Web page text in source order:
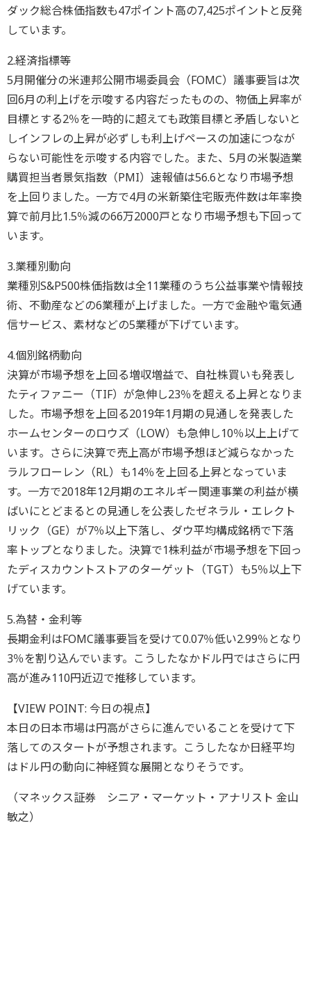
ダック総合株価指数も47ポイント高の7,425ポイントと反発
しています。
2.経済指標等
5月開催分の米連邦公開市場委員会（FOMC）議事要旨は次
回6月の利上げを示唆する内容だったものの、物価上昇率が
目標とする2％を一時的に超えても政策目標と矛盾しないと
しインフレの上昇が必ずしも利上げペースの加速につなが
らない可能性を示唆する内容でした。また、5月の米製造業
購買担当者景気指数（PMI）速報値は56.6となり市場予想
を上回りました。一方で4月の米新築住宅販売件数は年率換
算で前月比1.5％減の66万2000戸となり市場予想も下回って
います。
3.業種別動向
業種別S&P500株価指数は全11業種のうち公益事業や情報技
術、不動産などの6業種が上げました。一方で金融や電気通
信サービス、素材などの5業種が下げています。
4.個別銘柄動向
決算が市場予想を上回る増収増益で、自社株買いも発表し
たティファニー（TIF）が急伸し23％を超える上昇となりま
した。市場予想を上回る2019年1月期の見通しを発表した
ホームセンターのロウズ（LOW）も急伸し10％以上上げて
います。さらに決算で売上高が市場予想ほど減らなかった
ラルフローレン（RL）も14％を上回る上昇となっていま
す。一方で2018年12月期のエネルギー関連事業の利益が横
ばいにとどまるとの見通しを公表したゼネラル・エレクト
リック（GE）が7％以上下落し、ダウ平均構成銘柄で下落
率トップとなりました。決算で1株利益が市場予想を下回っ
たディスカウントストアのターゲット（TGT）も5％以上下
げています。
5.為替・金利等
長期金利はFOMC議事要旨を受けて0.07％低い2.99％となり
3％を割り込んでいます。こうしたなかドル円ではさらに円
高が進み110円近辺で推移しています。
【VIEW POINT: 今日の視点】
本日の日本市場は円高がさらに進んでいることを受けて下
落してのスタートが予想されます。こうしたなか日経平均
はドル円の動向に神経質な展開となりそうです。
（マネックス証券 シニア・マーケット・アナリスト 金山
敏之）